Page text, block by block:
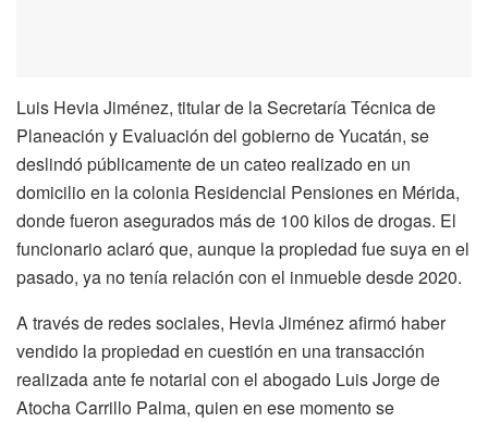
Luis Hevia Jiménez, titular de la Secretaría Técnica de
Planeación y Evaluación del gobierno de Yucatán, se
deslindó públicamente de un cateo realizado en un
domicilio en la colonia Residencial Pensiones en Mérida,
donde fueron asegurados más de 100 kilos de drogas. El
funcionario aclaró que, aunque la propiedad fue suya en el
pasado, ya no tenía relación con el inmueble desde 2020.
A través de redes sociales, Hevia Jiménez afirmó haber
vendido la propiedad en cuestión en una transacción
realizada ante fe notarial con el abogado Luis Jorge de
Atocha Carrillo Palma, quien en ese momento se